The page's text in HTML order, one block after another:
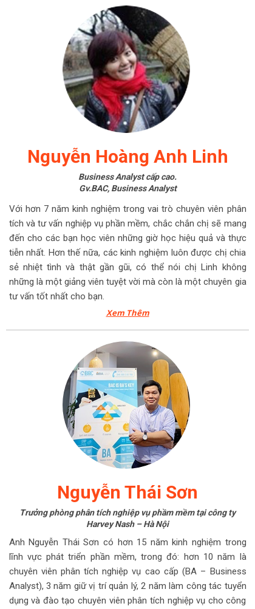
Xem Thêm
Nguyễn Hoàng Anh Linh
Business Analyst cấp cao.
Gv.BAC, Business Analyst
Với hơn 7 năm kinh nghiệm trong vai trò chuyên viên phân
tích và tư vấn nghiệp vụ phần mềm, chắc chắn chị sẽ mang
đến cho các bạn học viên những giờ học hiệu quả và thực
tiễn nhất. Hơn thế nữa, các kinh nghiệm luôn được chị chia
sẻ nhiệt tình và thật gần gũi, có thể nói chị Linh không
những là một giảng viên tuyệt vời mà còn là một chuyên gia
tư vấn tốt nhất cho bạn.
Nguyễn Thái Sơn
Trưởng phòng phân tích nghiệp vụ phầm mềm tại công ty
Harvey Nash – Hà Nội
Anh Nguyễn Thái Sơn có hơn 15 năm kinh nghiệm trong
lĩnh vực phát triển phần mềm, trong đó: hơn 10 năm là
chuyên viên phân tích nghiệp vụ cao cấp (BA – Business
Analyst), 3 năm giữ vị trí quản lý, 2 năm làm công tác tuyển
dụng và đào tạo chuyên viên phân tích nghiệp vụ cho công